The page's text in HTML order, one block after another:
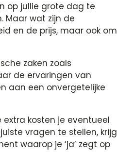
op jullie grote dag te
Maar wat zijn de
en de prijs, maar ook om
zaken zoals
de ervaringen van
aan een onvergetelijke
extra kosten je eventueel
vragen te stellen, krijg
waarop je ‘ja’ zegt op